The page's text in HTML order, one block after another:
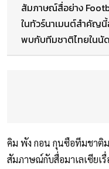
สัมภาษณ์สื่อย่าง
ในทัวร์นาเมนต์สำคัญนี้
พบกับทีมชาติไทยในนั
คิม พัง กอน กุนซือทีมชาติม
สัมภาษณ์กับสื่อมาเลเซียเรื่